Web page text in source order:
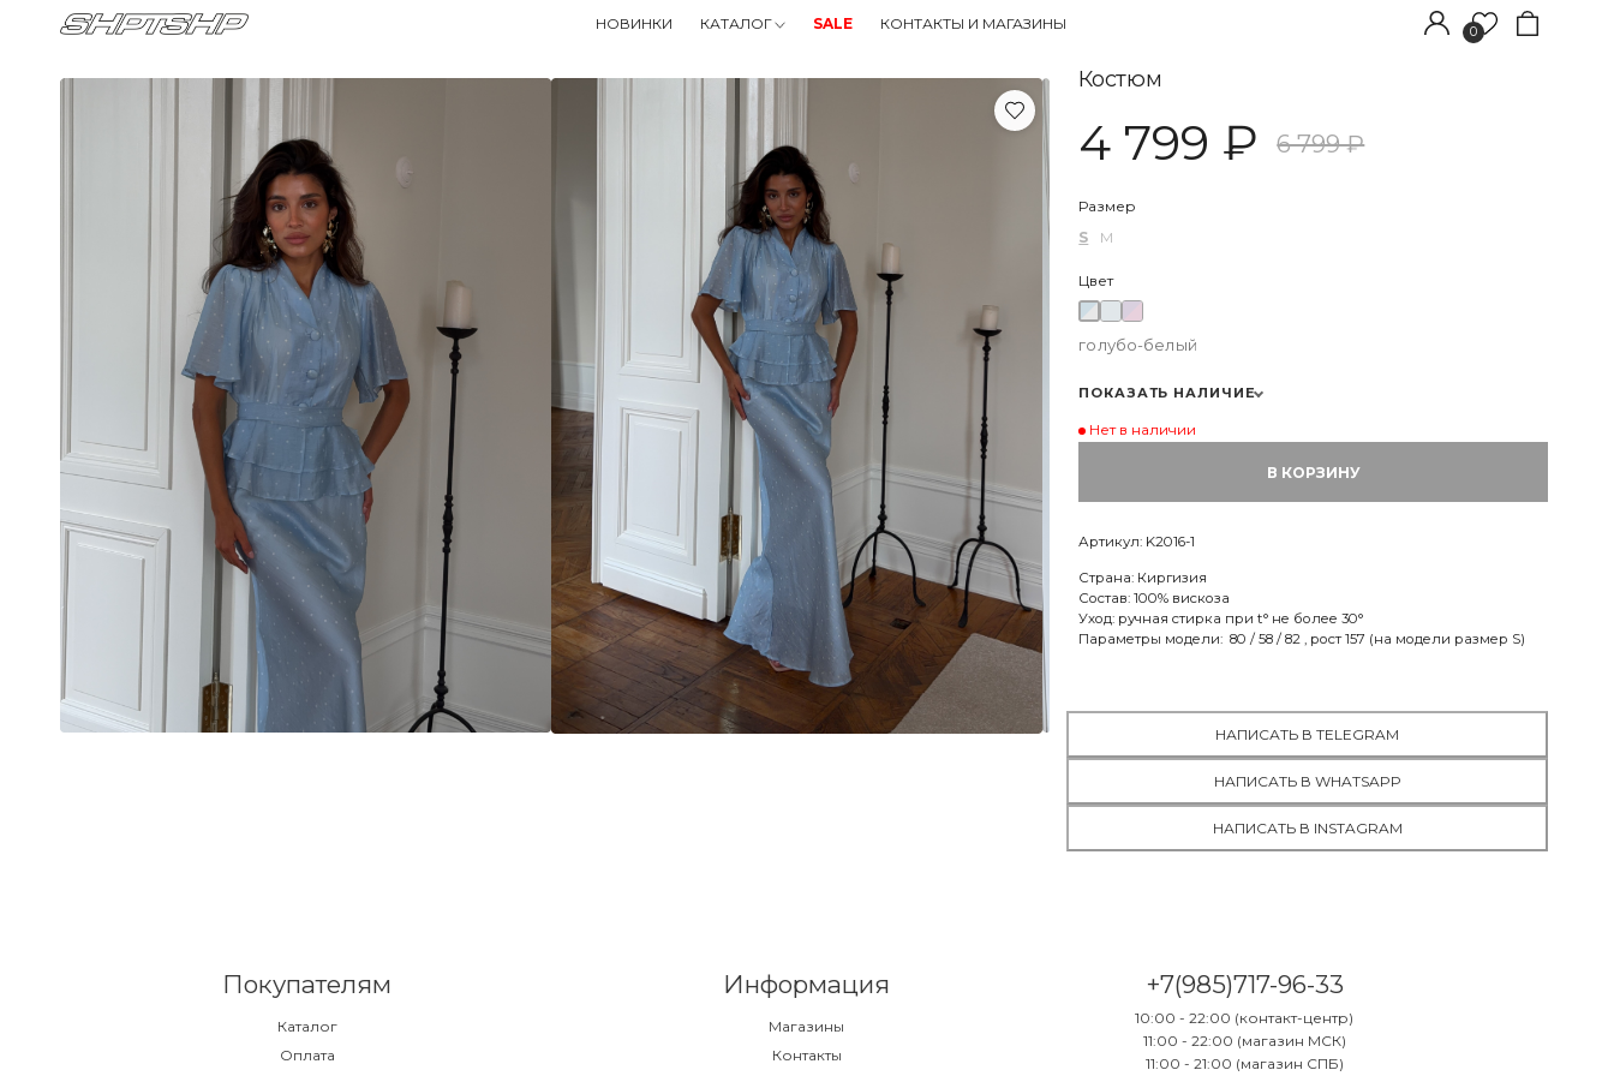
НОВИНКИ КАТАЛОГ SALE КОНТАКТЫ И МАГАЗИНЫ 0
Костюм
4 799 ₽ 6 799 ₽
Размер
S
M
Цвет
голубо-белый
ПОКАЗАТЬ НАЛИЧИЕ
S
нет в наличии
СПБ:нет в наличии
Нет в наличии
В КОРЗИНУ
Артикул: K2016-1
Страна: Киргизия
Состав: 100% вискоза
Уход: ручная стирка при t° не более 30°
Параметры модели: 80 / 58 / 82 , рост 157 (на модели размер S)
НАПИСАТЬ В TELEGRAM
НАПИСАТЬ В WHATSAPP
НАПИСАТЬ В INSTAGRAM
Покупателям
Каталог
Оплата
Информация
Магазины
Контакты
+7(985)717-96-33
10:00 - 22:00 (контакт-центр)
11:00 - 22:00 (магазин МСК)
11:00 - 21:00 (магазин СПБ)
АКСЕССУАРЫ